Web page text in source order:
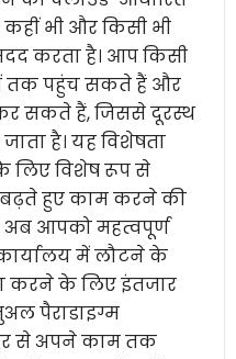
भी और किसी भी
करता है। आप किसी
तक पहुंच सकते हैं और
सकते हैं, जिससे दूरस्थ
है। यह विशेषता
लिए विशेष रूप से
बढ़ते हुए काम करने की
आपको महत्वपूर्ण
में लौटने के
करने के लिए इंतजार
पैराडाइग्म
से अपने काम तक